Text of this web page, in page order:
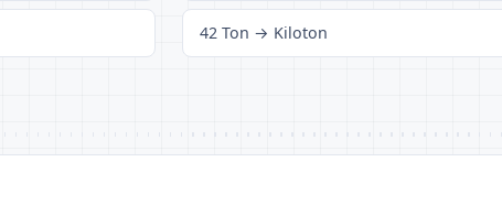
42 Ton → Kiloton